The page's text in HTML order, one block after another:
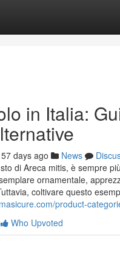
in Italia:
57 days ago News
di Areca mitis, è sempre
ornamentale,
coltivare questo
product-
Who Upvoted